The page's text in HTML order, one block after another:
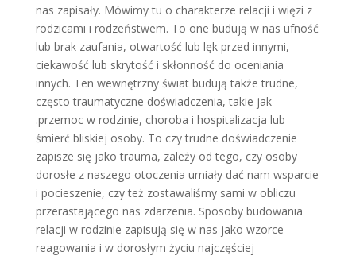
nas zapisały. Mówimy tu o charakterze relacji i więzi z
rodzicami i rodzeństwem. To one budują w nas ufność
lub brak zaufania, otwartość lub lęk przed innymi,
ciekawość lub skrytość i skłonność do oceniania
innych. Ten wewnętrzny świat budują także trudne,
często traumatyczne doświadczenia, takie jak
.przemoc w rodzinie, choroba i hospitalizacja lub
śmierć bliskiej osoby. To czy trudne doświadczenie
zapisze się jako trauma, zależy od tego, czy osoby
dorosłe z naszego otoczenia umiały dać nam wsparcie
i pocieszenie, czy też zostawaliśmy sami w obliczu
przerastającego nas zdarzenia. Sposoby budowania
relacji w rodzinie zapisują się w nas jako wzorce
reagowania i w dorosłym życiu najczęściej